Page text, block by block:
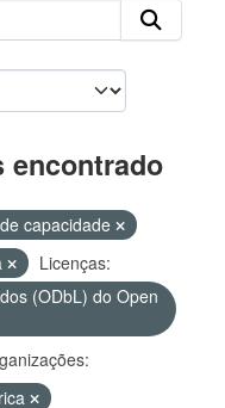
encontrado
capacidade
Licenças:
(ODbL) do Open